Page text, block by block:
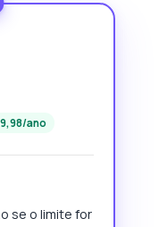
ano
se o limite for